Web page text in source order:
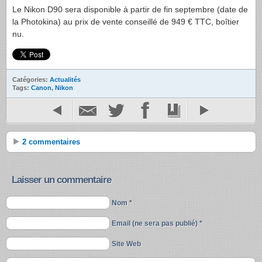
Le Nikon D90 sera disponible à partir de fin septembre (date de
la Photokina) au prix de vente conseillé de 949 € TTC , boîtier
nu.
Catégories: Actualités
Tags: Canon, Nikon
2 commentaires
Laisser un commentaire
Nom *
Email (ne sera pas publié) *
Site Web